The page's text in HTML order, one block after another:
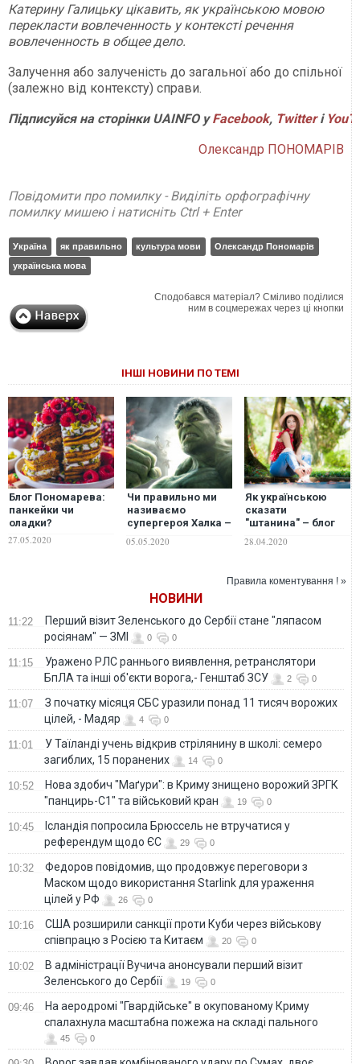
Катерину Галицьку цікавить, як українською мовою
перекласти вовлеченность у контексті речення
вовлеченность в общее дело.
Залучення або залученість до загальної або до спільної
(залежно від контексту) справи.
Підписуйся на сторінки UAINFO уFacebook, Twitterі
Олександр ПОНОМАРІВ
Повідомити про помилку - Виділіть орфографічну
помилку мишею і натисніть Ctrl + Enter
Україна як правильно культура мови
Олександр Пономарів
українська мова
Сподобався матеріал? Сміливо поділися
ним в соцмережах через ці кнопки
ІНШІ НОВИНИ ПО ТЕМІ
Блог Пономарева:
панкейки чи
оладки?
27.05.2020
Чи правильно ми
називаємо
супергероя Халка –
блог Пономарева
05.05.2020
Як українською
сказати
"штанина" – блог
Пономарева
28.04.2020
Правила коментування ! »
НОВИНИ
11:22
Перший візит Зеленського до Сербії стане "ляпасом
росіянам" — ЗМІ
0 0
11:15
Уражено РЛС раннього виявлення, ретранслятори
БпЛА та інші об'єкти ворога,- Генштаб ЗСУ
2 0
11:07
З початку місяця СБС уразили понад 11 тисяч ворожих
цілей, - Мадяр
4 0
11:01
У Таїланді учень відкрив стрілянину в школі: семеро
загиблих, 15 поранених
14 0
10:52
Нова здобич "Маґури": в Криму знищено ворожий ЗРГК
"панцирь-С1" та військовий кран
19 0
10:45
Ісландія попросила Брюссель не втручатися у
референдум щодо ЄС
29 0
10:32
Федоров повідомив, що продовжує переговори з
Маском щодо використання Starlink для ураження
цілей у РФ
26 0
10:16
США розширили санкції проти Куби через військову
співпрацю з Росією та Китаєм
20 0
10:02
В адміністрації Вучича анонсували перший візит
Зеленського до Сербії
19 0
09:46
На аеродромі "Гвардійське" в окупованому Криму
спалахнула масштабна пожежа на складі пального
45 0